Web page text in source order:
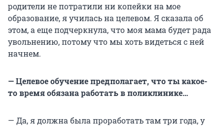
родители не потратили ни копейки на мое
образование, я училась на целевом. Я сказала об
этом, а еще подчеркнула, что моя мама будет рада
увольнению, потому что мы хоть видеться с ней
начнем.
— Целевое обучение предполагает, что ты какое-
то время обязана работать в поликлинике…
— Да, я должна была проработать там три года, у